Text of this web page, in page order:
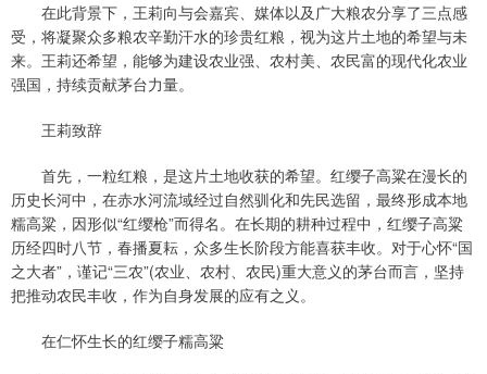
在此背景下，王莉向与会嘉宾、媒体以及广大粮农分享了三点感
受，将凝聚众多粮农辛勤汗水的珍贵红粮，视为这片土地的希望与未
来。王莉还希望，能够为建设农业强、农村美、农民富的现代化农业
强国，持续贡献茅台力量。
王莉致辞
首先，一粒红粮，是这片土地收获的希望。红缨子高粱在漫长的
历史长河中，在赤水河流域经过自然驯化和先民选留，最终形成本地
糯高粱，因形似“红缨枪”而得名。在长期的耕种过程中，红缨子高粱
历经四时八节，春播夏耘，众多生长阶段方能喜获丰收。对于心怀“国
之大者”，谨记“三农”(农业、农村、农民)重大意义的茅台而言，坚持
把推动农民丰收，作为自身发展的应有之义。
在仁怀生长的红缨子糯高粱